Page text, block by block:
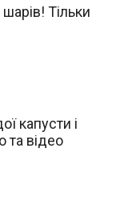
Тільки
капусти і
та відео